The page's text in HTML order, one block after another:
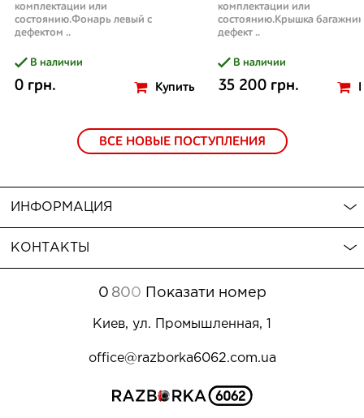
комплектации или
состоянию.Фонарь левый с
дефектом ..
В наличии
0 грн. Купить
комплектации или
состоянию.Крышка
дефект ..
В наличии
35 200 грн.
ВСЕ НОВЫЕ ПОСТУПЛЕНИЯ
ИНФОРМАЦИЯ
КОНТАКТЫ
0 800 Показати номер
Киев, ул. Промышленная, 1
office@razborka6062.com.ua